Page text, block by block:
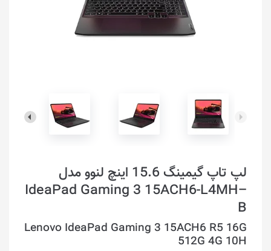
لپ تاپ گیمینگ 15.6 اینچ لنوو مدل
IdeaPad Gaming 3 15ACH6-L4MH–
B
Lenovo IdeaPad Gaming 3 15ACH6 R5 16G
512G 4G 10H